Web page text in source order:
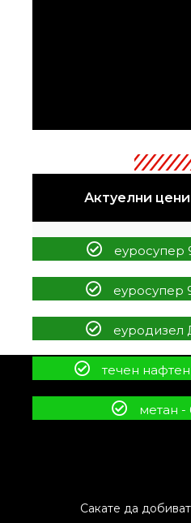
Актуелни
еуросупер
еуросупер
еуродизел
течен
метан -
Сакате да